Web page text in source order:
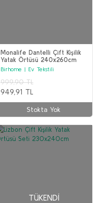
Monalife Dantelli Çift Kişilik
Yatak Örtüsü 240x260cm
Birhome | Ev Tekstili
999,90 TL
949,91 TL
Stokta Yok
TÜKENDI